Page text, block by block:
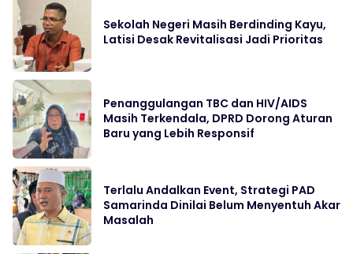
Sekolah Negeri Masih Berdinding Kayu,
Latisi Desak Revitalisasi Jadi Prioritas
Penanggulangan TBC dan HIV/AIDS
Masih Terkendala, DPRD Dorong Aturan
Baru yang Lebih Responsif
Terlalu Andalkan Event, Strategi PAD
Samarinda Dinilai Belum Menyentuh Akar
Masalah